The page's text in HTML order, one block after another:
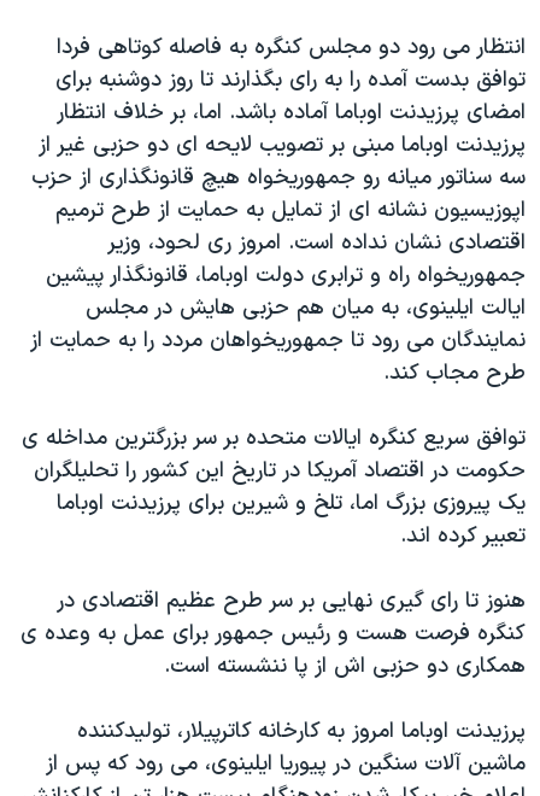
علم و فناوری
اسرائیل در جنگ
گالری عکس
آرشیو پخش زنده
رمز مهسا
ورزش زنان در ایران
اعتراضات زن، زندگی، آزادی
مجموعه مستندهای دادخواهی
تریبونال مردمی آبان ۹۸
دادگاه حمید نوری
چهل سال گروگان‌گیری
قانون شفافیت دارائی کادر رهبری ایران
اسرائیل در جنگ
نرگس محمدی برنده جایزه نوبل صلح
همایش محافظه‌کاران آمریکا «سی‌پک»
سفر پرزیدنت ترامپ به چین
زبانهای مختلف
انتظار می رود دو مجلس کنگره به فاصله کوتاهی فردا
توافق بدست آمده را به رای بگذارند تا روز دوشنبه برای
امضای پرزیدنت اوباما آماده باشد. اما، بر خلاف انتظار
پرزیدنت اوباما مبنی بر تصویب لایحه ای دو حزبی غیر از
سه سناتور میانه رو جمهوریخواه هیچ قانونگذاری از حزب
اپوزیسیون نشانه ای از تمایل به حمایت از طرح ترمیم
اقتصادی نشان نداده است. امروز ری لحود، وزیر
جمهوریخواه راه و ترابری دولت اوباما، قانونگذار پیشین
ایالت ایلینوی، به میان هم حزبی هایش در مجلس
نمایندگان می رود تا جمهوریخواهان مردد را به حمایت از
طرح مجاب کند.
توافق سریع کنگره ایالات متحده بر سر بزرگترین مداخله ی
حکومت در اقتصاد آمریکا در تاریخ این کشور را تحلیلگران
یک پیروزی بزرگ اما، تلخ و شیرین برای پرزیدنت اوباما
تعبیر کرده اند.
هنوز تا رای گیری نهایی بر سر طرح عظیم اقتصادی در
کنگره فرصت هست و رئیس جمهور برای عمل به وعده ی
همکاری دو حزبی اش از پا ننشسته است.
پرزیدنت اوباما امروز به کارخانه کاترپیلار، تولیدکننده
ماشین آلات سنگین در پیوریا ایلینوی، می رود که پس از